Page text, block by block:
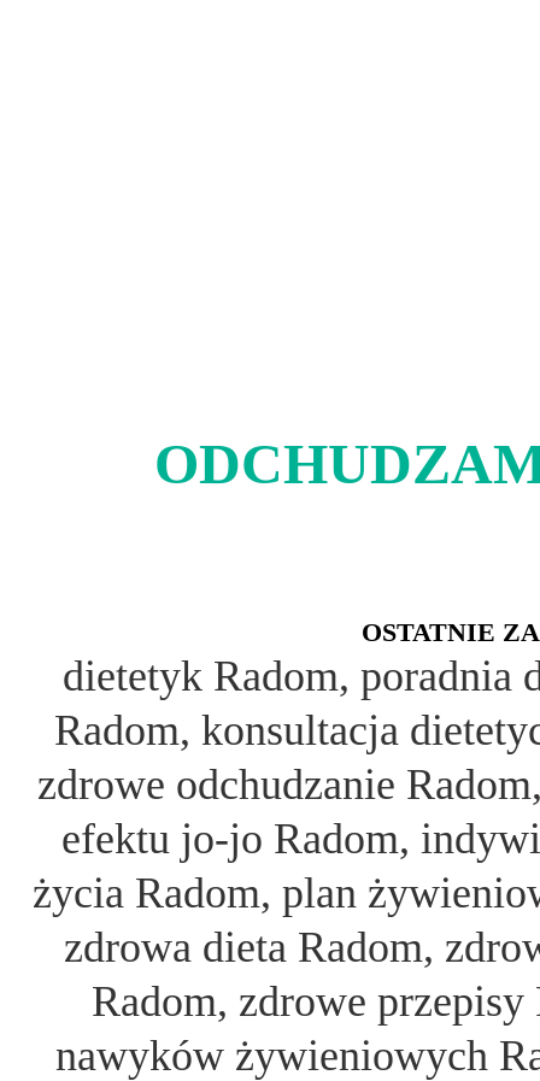
OSTATNIE
dietetyk Radom, poradnia
Radom, konsultacja
zdrowe odchudzanie
efektu jo-jo Radom,
życia Radom, plan
zdrowa dieta Radom,
Radom, zdrowe
nawyków żywieniowych